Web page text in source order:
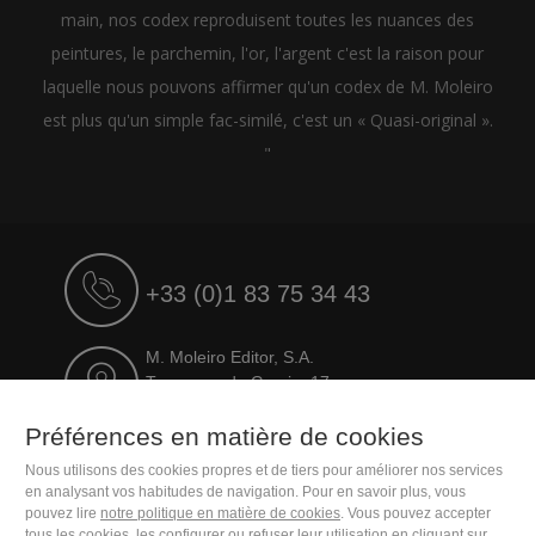
main, nos codex reproduisent toutes les nuances des
peintures, le parchemin, l'or, l'argent c'est la raison pour
laquelle nous pouvons affirmer qu'un codex de M. Moleiro
est plus qu'un simple fac-similé, c'est un « Quasi-original ».
"
+33 (0)1 83 75 34 43
M. Moleiro Editor, S.A.
Travesera de Gracia, 17
Préférences en matière de cookies
Nous utilisons des cookies propres et de tiers pour améliorer nos services
en analysant vos habitudes de navigation. Pour en savoir plus, vous
pouvez lire notre politique en matière de cookies. Vous pouvez accepter